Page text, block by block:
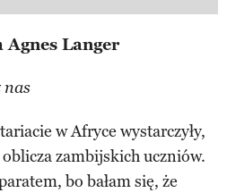
Agnes Langer
nas
w Afryce wystarczyły,
zambijskich uczniów.
bo bałam się, że